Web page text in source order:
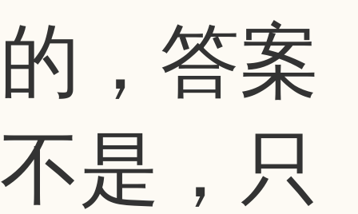
的，答案
不是，只